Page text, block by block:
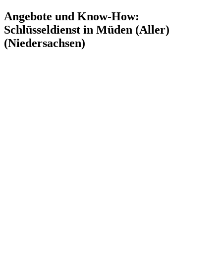
Angebote und Know-How:
Schlüsseldienst in Müden (Aller)
(Niedersachsen)